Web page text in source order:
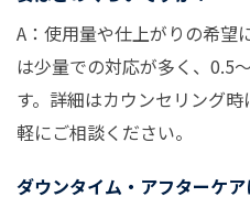
A：使用量や仕上がりの希望
は少量での対応が多く、0.5
す。詳細はカウンセリング
軽にご相談ください。
ダウンタイム・アフターケ